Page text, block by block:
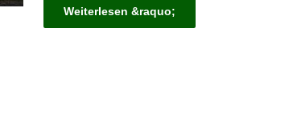
Weiterlesen &raquo;